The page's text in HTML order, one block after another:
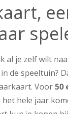
al je zelf wilt
de speeltuin?
Voor 50
hele jaar